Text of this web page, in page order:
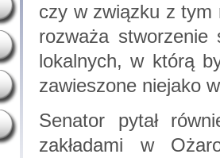
czy w związku z tym
rozważa stworzenie
lokalnych, w którą
zawieszone niejako
Senator pytał
zakładami w